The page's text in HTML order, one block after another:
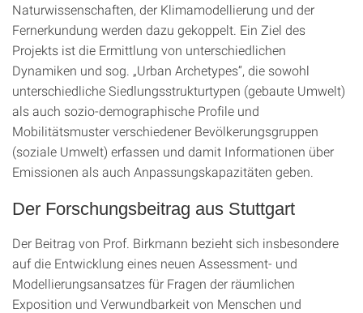
Naturwissenschaften, der Klimamodellierung und der
Fernerkundung werden dazu gekoppelt. Ein Ziel des
Projekts ist die Ermittlung von unterschiedlichen
Dynamiken und sog. „Urban Archetypes“, die sowohl
unterschiedliche Siedlungsstrukturtypen (gebaute Umwelt)
als auch sozio-demographische Profile und
Mobilitätsmuster verschiedener Bevölkerungsgruppen
(soziale Umwelt) erfassen und damit Informationen über
Emissionen als auch Anpassungskapazitäten geben.
Der Forschungsbeitrag aus Stuttgart
Der Beitrag von Prof. Birkmann bezieht sich insbesondere
auf die Entwicklung eines neuen Assessment- und
Modellierungsansatzes für Fragen der räumlichen
Exposition und Verwundbarkeit von Menschen und